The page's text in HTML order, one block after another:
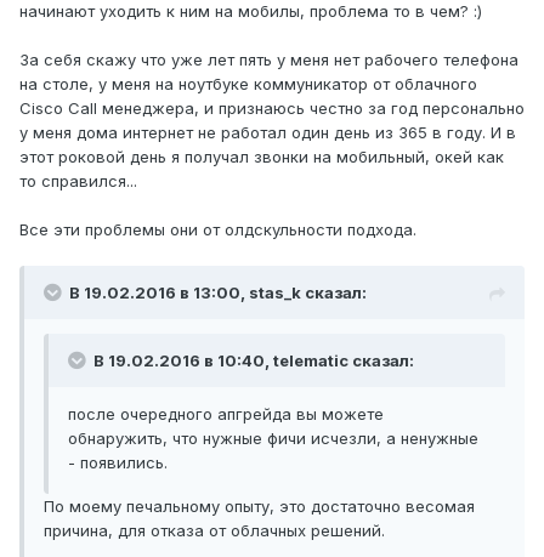
начинают уходить к ним на мобилы, проблема то в чем? :)
За себя скажу что уже лет пять у меня нет рабочего телефона
на столе, у меня на ноутбуке коммуникатор от облачного
Cisco Call менеджера, и признаюсь честно за год персонально
у меня дома интернет не работал один день из 365 в году. И в
этот роковой день я получал звонки на мобильный, окей как
то справился...
Все эти проблемы они от олдскульности подхода.
В 19.02.2016 в 13:00, stas_k сказал:
В 19.02.2016 в 10:40, telematic сказал:
после очередного апгрейда вы можете
обнаружить, что нужные фичи исчезли, а ненужные
- появились.
По моему печальному опыту, это достаточно весомая
причина, для отказа от облачных решений.